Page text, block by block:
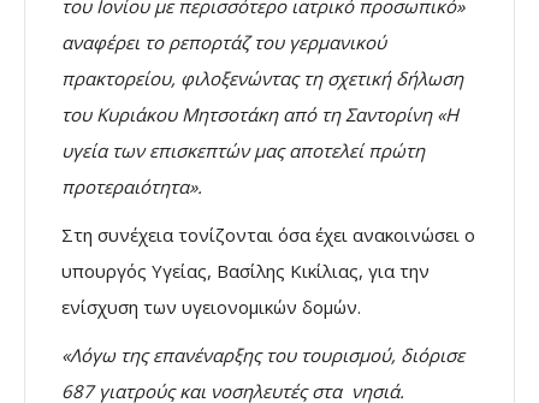
του Ιονίου με περισσότερο ιατρικό προσωπικό»
αναφέρει το ρεπορτάζ του γερμανικού
πρακτορείου, φιλοξενώντας τη σχετική δήλωση
του Κυριάκου Μητσοτάκη από τη Σαντορίνη «Η
υγεία των επισκεπτών μας αποτελεί πρώτη
προτεραιότητα».
Στη συνέχεια τονίζονται όσα έχει ανακοινώσει ο
υπουργός Υγείας, Βασίλης Κικίλιας, για την
ενίσχυση των υγειονομικών δομών.
«Λόγω της επανέναρξης του τουρισμού, διόρισε
687 γιατρούς και νοσηλευτές στα νησιά.